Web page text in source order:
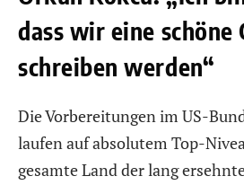
dass wir eine schöne
schreiben werden“
Die Vorbereitungen im US-
laufen auf absolutem Top-
gesamte Land der lang